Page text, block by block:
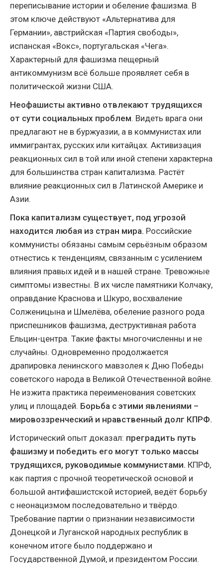
переписывание истории и обеление фашизма. В
этом ключе действуют «Альтернатива для
Германии», австрийская «Партия свободы»,
испанская «Вокс», португальская «Чега».
Характерный для фашизма пещерный
антикоммунизм всё больше проявляет себя в
политической жизни США.
Неофашисты активно отвлекают трудящихся
от сути социальных проблем. Видеть врага они
предлагают не в буржуазии, а в коммунистах или
иммигрантах, русских или китайцах. Активизация
реакционных сил в той или иной степени характерна
для большинства стран капитализма. Растёт
влияние реакционных сил в Латинской Америке и
Азии.
Пока капитализм существует, под угрозой
находится любая из стран мира. Российские
коммунисты обязаны самым серьёзным образом
отнестись к тенденциям, связанным с усилением
влияния правых идей и в нашей стране. Тревожные
симптомы известны. В их числе памятники Колчаку,
оправдание Краснова и Шкуро, восхваление
Солженицына и Шмелёва, обеление разного рода
приспешников фашизма, деструктивная работа
Ельцин-центра. Такие факты многочисленны и не
случайны. Одновременно продолжается
драпировка ленинского мавзолея к Дню Победы
советского народа в Великой Отечественной войне.
Не изжита практика переименования советских
улиц и площадей. Борьба с этими явлениями –
мировоззренческий и нравственный долг КПРФ.
Исторический опыт доказал: преградить путь
фашизму и победить его могут только массы
трудящихся, руководимые коммунистами. КПРФ,
как партия с прочной теоретической основой и
большой антифашистской историей, ведёт борьбу
с неонацизмом последовательно и твёрдо.
Требование партии о признании независимости
Донецкой и Луганской народных республик в
конечном итоге было поддержано и
Государственной Думой, и президентом России.